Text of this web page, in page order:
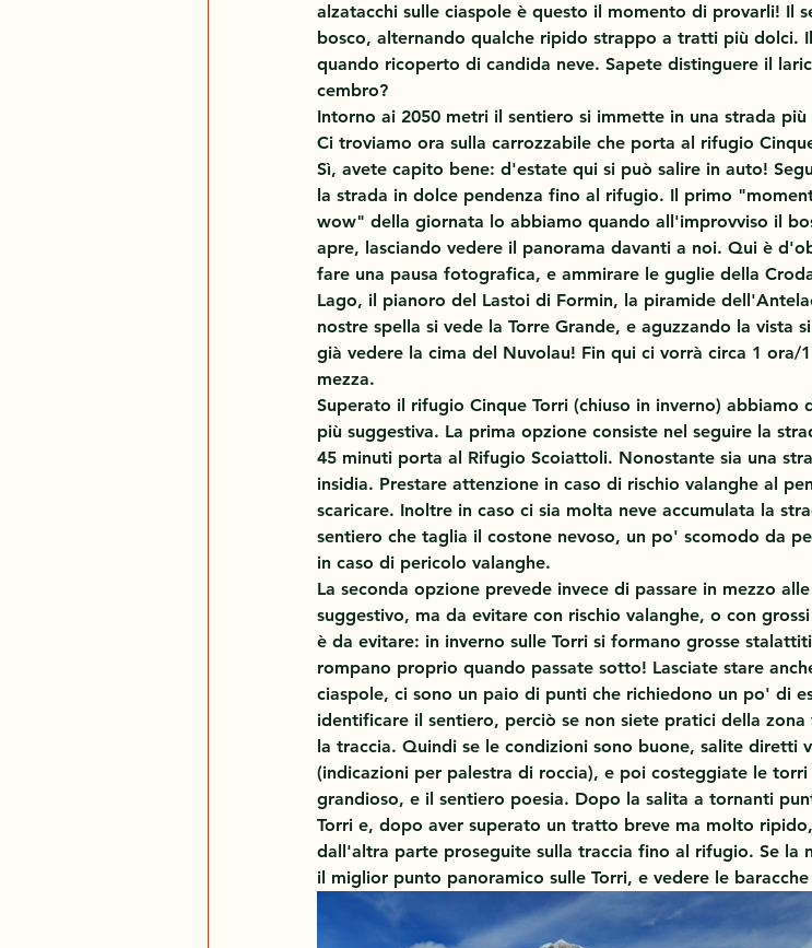
alzatacchi sulle ciaspole è questo il momento di provarli! Il
bosco, alternando qualche ripido strappo a tratti più dolci.
quando ricoperto di candida neve. Sapete distinguere il
cembro?
Intorno ai 2050 metri il sentiero si immette in una strada più
Ci troviamo ora sulla carrozzabile che porta al rifugio
Sì, avete capito bene: d'estate qui si può salire in auto!
la strada in dolce pendenza fino al rifugio. Il primo
wow" della giornata lo abbiamo quando all'improvviso il
apre, lasciando vedere il panorama davanti a noi. Qui è
fare una pausa fotografica, e ammirare le guglie della
Lago, il pianoro del Lastoi di Formin, la piramide
nostre spella si vede la Torre Grande, e aguzzando la vista
già vedere la cima del Nuvolau! Fin qui ci vorrà circa 1 ora/
mezza.
Superato il rifugio Cinque Torri (chiuso in inverno) abbiamo
più suggestiva. La prima opzione consiste nel seguire la
45 minuti porta al Rifugio Scoiattoli. Nonostante sia una
insidia. Prestare attenzione in caso di rischio valanghe al
scaricare. Inoltre in caso ci sia molta neve accumulata la
sentiero che taglia il costone nevoso, un po' scomodo da
in caso di pericolo valanghe.
La seconda opzione prevede invece di passare in mezzo
suggestivo, ma da evitare con rischio valanghe, o con
è da evitare: in inverno sulle Torri si formano grosse
rompano proprio quando passate sotto! Lasciate stare
ciaspole, ci sono un paio di punti che richiedono un po' di
identificare il sentiero, perciò se non siete pratici della
la traccia. Quindi se le condizioni sono buone, salite diretti
(indicazioni per palestra di roccia), e poi costeggiate le
grandioso, e il sentiero poesia. Dopo la salita a tornanti
Torri e, dopo aver superato un tratto breve ma molto
dall'altra parte proseguite sulla traccia fino al rifugio. Se la
il miglior punto panoramico sulle Torri, e vedere le